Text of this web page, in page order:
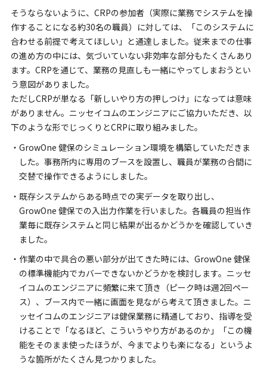
そうならないように、CRPの参加者（実際に業務でシステムを操
作することになる約30名の職員）に対しては、「このシステムに
合わせる前提で考えてほしい」と通達しました。従来までの仕事
の進め方の中には、気づいていない非効率な部分もたくさんあり
ます。CRPを通じて、業務の見直しも一緒にやってしまおうとい
う意図がありました。
ただしCRPが単なる「新しいやり方の押しつけ」になっては意味
がありません。ニッセイコムのエンジニアにご協力いただき、以
下のような形でじっくりとCRPに取り組みました。
・GrowOne 健保のシミュレーション環境を構築していただきま
した。事務所内に専用のブースを設置し、職員が業務の合間に
交替で操作できるようにしました。
・既存システムからある時点での実データを取り出し、
GrowOne 健保での入出力作業を行いました。各職員の担当作
業毎に既存システムと同じ結果が出るかどうかを確認していき
ました。
・作業の中で具合の悪い部分が出てきた時には、GrowOne 健保
の標準機能内でカバーできないかどうかを検討します。ニッセ
イコムのエンジニアに頻繁に来て頂き（ピーク時は週2回ペー
ス）、ブース内で一緒に画面を見ながら考えて頂きました。ニ
ッセイコムのエンジニアは健保業務に精通しており、指導を受
けることで「なるほど、こういうやり方があるのか」「この機
能をそのまま使ったほうが、今までよりも楽になる」というよ
うな箇所がたくさん見つかりました。